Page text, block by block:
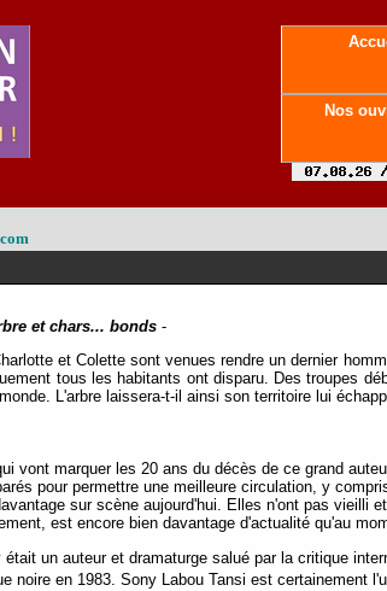
Nos
et chars... bonds -
et Colette sont venues rendre un dernier
tous les habitants ont disparu. Des troupes
L'arbre laissera-t-il ainsi son territoire lui
vont marquer les 20 ans du décès de ce grand
pour permettre une meilleure circulation, y
sur scène aujourd'hui. Elles n'ont pas vieilli
est encore bien davantage d'actualité qu'au
un auteur et dramaturge salué par la critique
noire en 1983. Sony Labou Tansi est certainement